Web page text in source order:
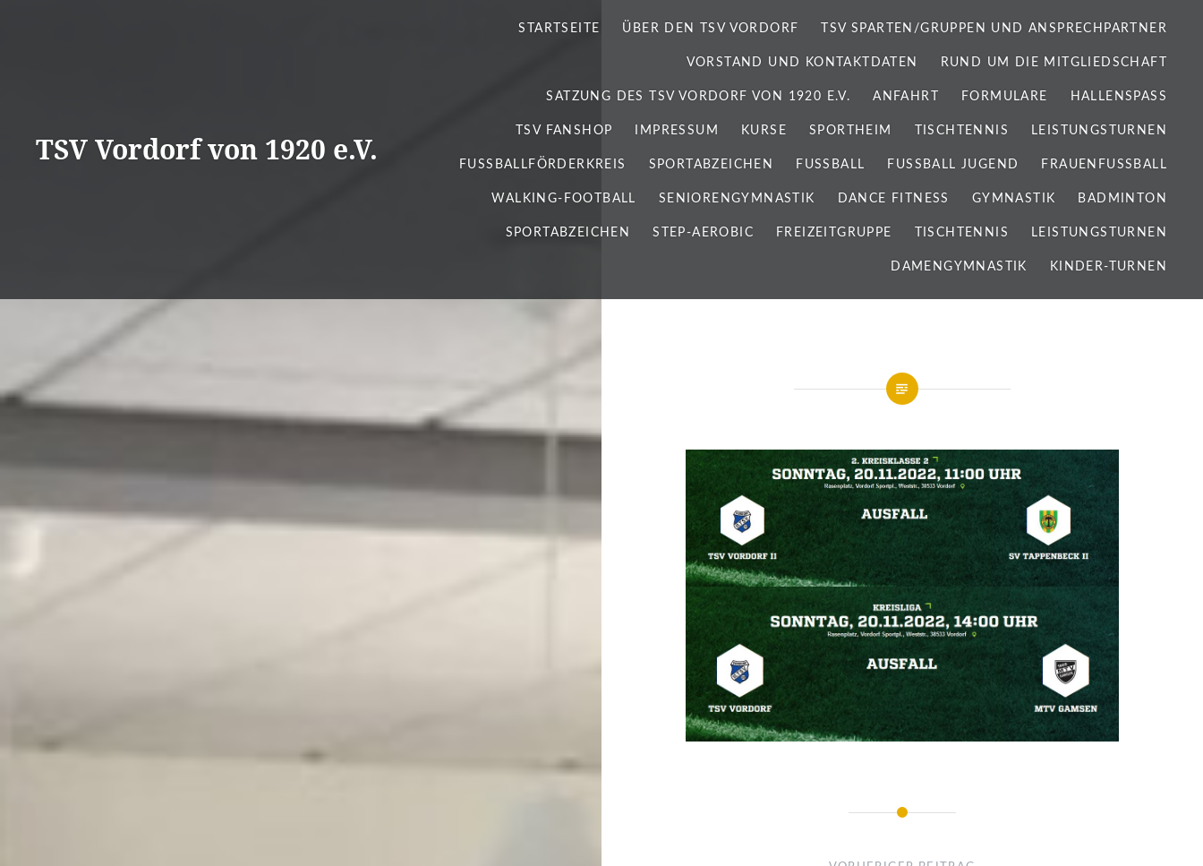
TSV Vordorf von 1920 e.V.
STARTSEITE ÜBER DEN TSV VORDORF TSV SPARTEN/GRUPPEN UND ANSPRECHPARTNER
VORSTAND UND KONTAKTDATEN RUND UM DIE MITGLIEDSCHAFT
SATZUNG DES TSV VORDORF VON 1920 E.V. ANFAHRT FORMULARE HALLENSPASS
TSV FANSHOP IMPRESSUM KURSE SPORTHEIM TISCHTENNIS LEISTUNGSTURNEN
FUSSBALLFÖRDERKREIS SPORTABZEICHEN FUSSBALL FUSSBALL JUGEND FRAUENFUSSBALL
WALKING-FOOTBALL SENIORENGYMNASTIK DANCE FITNESS GYMNASTIK BADMINTON
SPORTABZEICHEN STEP-AEROBIC FREIZEITGRUPPE TISCHTENNIS LEISTUNGSTURNEN
DAMENGYMNASTIK KINDER-TURNEN